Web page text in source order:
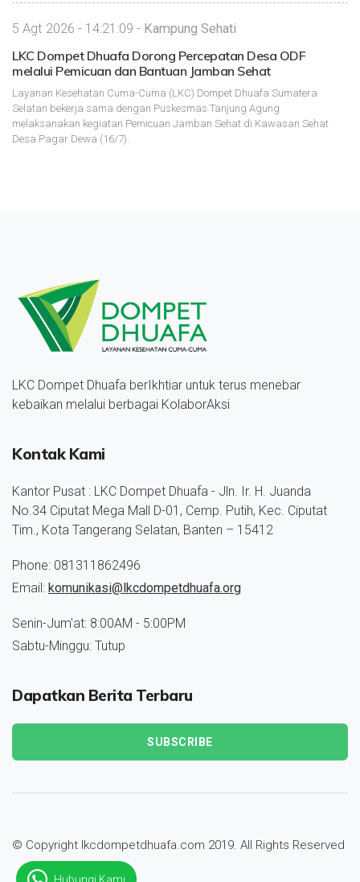
5 Agt 2026 - 14:21:09 - Kampung Sehati
LKC Dompet Dhuafa Dorong Percepatan Desa ODF
melalui Pemicuan dan Bantuan Jamban Sehat
Layanan Kesehatan Cuma-Cuma (LKC) Dompet Dhuafa Sumatera
Selatan bekerja sama dengan Puskesmas Tanjung Agung
melaksanakan kegiatan Pemicuan Jamban Sehat di Kawasan Sehat
Desa Pagar Dewa (16/7).
LKC Dompet Dhuafa berIkhtiar untuk terus menebar
kebaikan melalui berbagai KolaborAksi
Kontak Kami
Kantor Pusat : LKC Dompet Dhuafa - Jln. Ir. H. Juanda
No.34 Ciputat Mega Mall D-01, Cemp. Putih, Kec. Ciputat
Tim., Kota Tangerang Selatan, Banten – 15412
Phone: 081311862496
Email: komunikasi@lkcdompetdhuafa.org
Senin-Jum'at: 8:00AM - 5:00PM
Sabtu-Minggu: Tutup
Dapatkan Berita Terbaru
SUBSCRIBE
© Copyright lkcdompetdhuafa.com 2019. All Rights Reserved
Hubungi Kami